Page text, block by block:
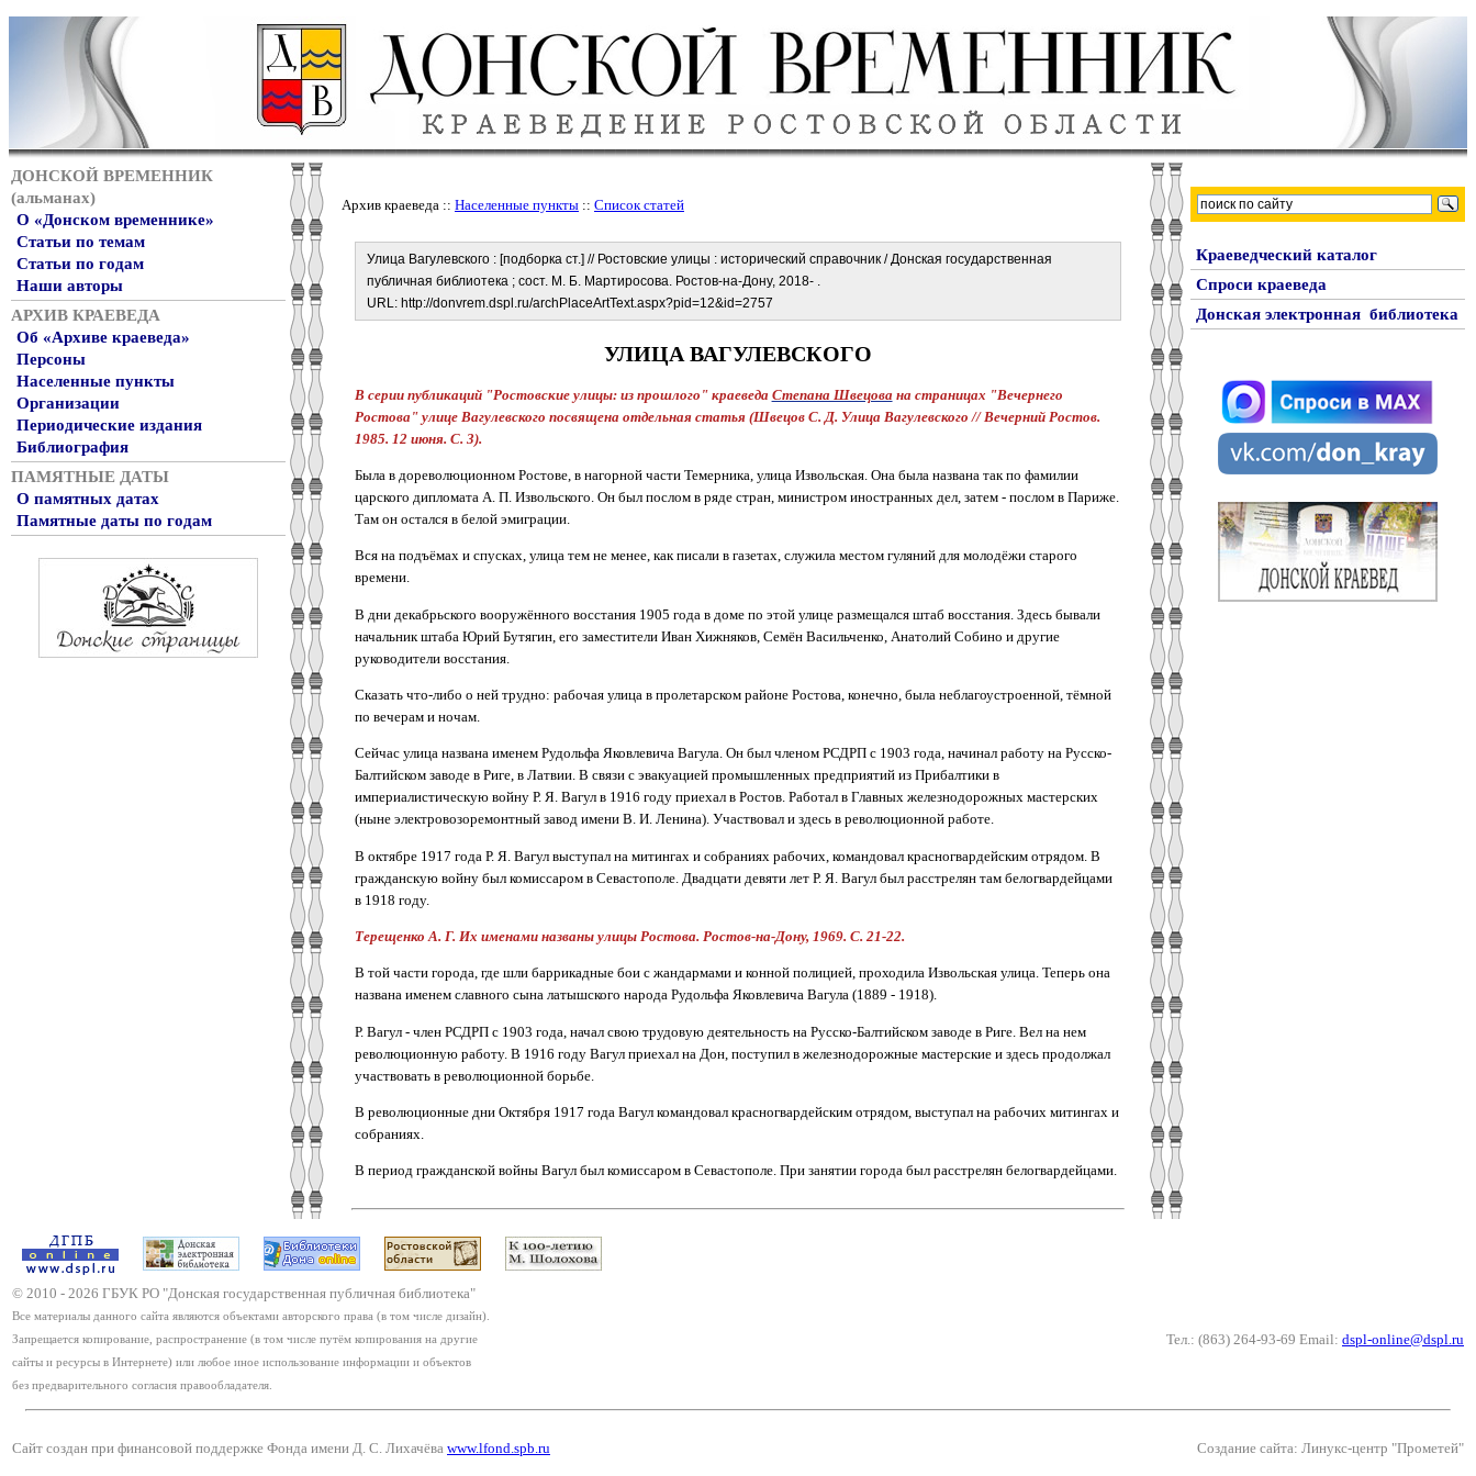
ДОНСКОЙ ВРЕМЕННИК
(альманах)
О «Донском временнике»
Статьи по темам
Статьи по годам
Наши авторы
АРХИВ КРАЕВЕДА
Об «Архиве краеведа»
Персоны
Населенные пункты
Организации
Периодические издания
Библиография
ПАМЯТНЫЕ ДАТЫ
О памятных датах
Памятные даты по годам
Архив краеведа :: Населенные пункты :: Список статей
Улица Вагулевского : [подборка ст.] // Ростовские улицы : исторический справочник / Донская государственная
публичная библиотека ; сост. М. Б. Мартиросова. Ростов-на-Дону, 2018- .
URL: http://donvrem.dspl.ru/archPlaceArtText.aspx?pid=12&id=2757
УЛИЦА ВАГУЛЕВСКОГО
В серии публикаций "Ростовские улицы: из прошлого" краеведа Степана Швецова на страницах "Вечернего
Ростова" улице Вагулевского посвящена отдельная статья (Швецов С. Д. Улица Вагулевского // Вечерний Ростов.
1985. 12 июня. С. 3).
Была в дореволюционном Ростове, в нагорной части Темерника, улица Извольская. Она была названа так по фамилии
царского дипломата А. П. Извольского. Он был послом в ряде стран, министром иностранных дел, затем - послом в Париже.
Там он остался в белой эмиграции.
Вся на подъёмах и спусках, улица тем не менее, как писали в газетах, служила местом гуляний для молодёжи старого
времени.
В дни декабрьского вооружённого восстания 1905 года в доме по этой улице размещался штаб восстания. Здесь бывали
начальник штаба Юрий Бутягин, его заместители Иван Хижняков, Семён Васильченко, Анатолий Собино и другие
руководители восстания.
Сказать что-либо о ней трудно: рабочая улица в пролетарском районе Ростова, конечно, была неблагоустроенной, тёмной
по вечерам и ночам.
Сейчас улица названа именем Рудольфа Яковлевича Вагула. Он был членом РСДРП с 1903 года, начинал работу на Русско-
Балтийском заводе в Риге, в Латвии. В связи с эвакуацией промышленных предприятий из Прибалтики в
империалистическую войну Р. Я. Вагул в 1916 году приехал в Ростов. Работал в Главных железнодорожных мастерских
(ныне электровозоремонтный завод имени В. И. Ленина). Участвовал и здесь в революционной работе.
В октябре 1917 года Р. Я. Вагул выступал на митингах и собраниях рабочих, командовал красногвардейским отрядом. В
гражданскую войну был комиссаром в Севастополе. Двадцати девяти лет Р. Я. Вагул был расстрелян там белогвардейцами
в 1918 году.
Терещенко А. Г. Их именами названы улицы Ростова. Ростов-на-Дону, 1969. С. 21-22.
В той части города, где шли баррикадные бои с жандармами и конной полицией, проходила Извольская улица. Теперь она
названа именем славного сына латышского народа Рудольфа Яковлевича Вагула (1889 - 1918).
Р. Вагул - член РСДРП с 1903 года, начал свою трудовую деятельность на Русско-Балтийском заводе в Риге. Вел на нем
революционную работу. В 1916 году Вагул приехал на Дон, поступил в железнодорожные мастерские и здесь продолжал
участвовать в революционной борьбе.
В революционные дни Октября 1917 года Вагул командовал красногвардейским отрядом, выступал на рабочих митингах и
собраниях.
В период гражданской войны Вагул был комиссаром в Севастополе. При занятии города был расстрелян белогвардейцами.
Краеведческий каталог
Спроси краеведа
Донская электронная библиотека
© 2010 - 2026 ГБУК РО "Донская государственная публичная библиотека"
Все материалы данного сайта являются объектами авторского права (в том числе дизайн).
Запрещается копирование, распространение (в том числе путём копирования на другие
сайты и ресурсы в Интернете) или любое иное использование информации и объектов
без предварительного согласия правообладателя.
Тел.: (863) 264-93-69 Email: dspl-online@dspl.ru
Сайт создан при финансовой поддержке Фонда имени Д. С. Лихачёва www.lfond.spb.ru Создание сайта: Линукс-центр "Прометей"